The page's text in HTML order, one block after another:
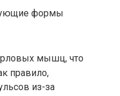
формы
мышц, что
правило,
из-за